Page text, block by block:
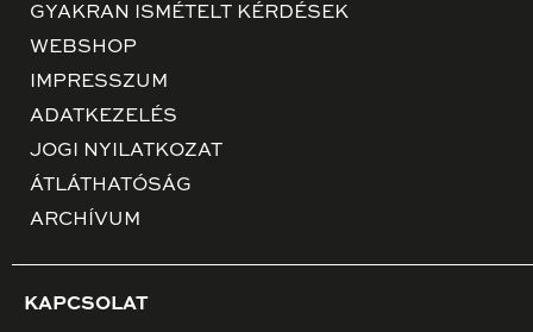
GYAKRAN ISMÉTELT KÉRDÉSEK
WEBSHOP
IMPRESSZUM
ADATKEZELÉS
JOGI NYILATKOZAT
ÁTLÁTHATÓSÁG
ARCHÍVUM
KAPCSOLAT